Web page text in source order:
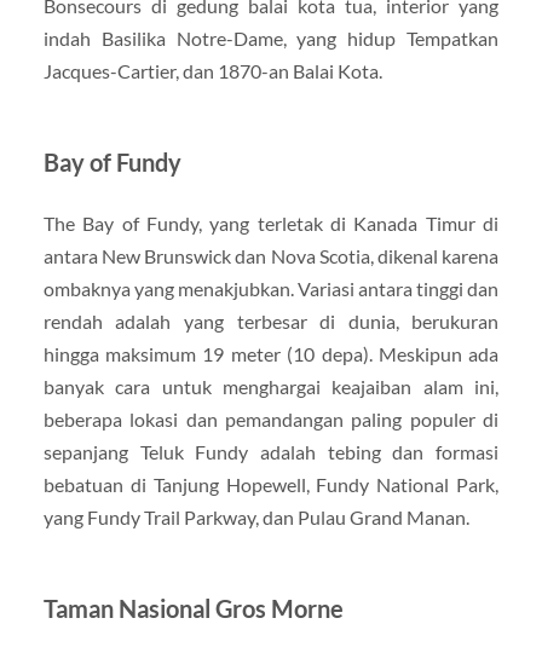
Bonsecours di gedung balai kota tua, interior yang
indah Basilika Notre-Dame, yang hidup Tempatkan
Jacques-Cartier, dan 1870-an Balai Kota.
Bay of Fundy
The Bay of Fundy, yang terletak di Kanada Timur di
antara New Brunswick dan Nova Scotia, dikenal karena
ombaknya yang menakjubkan. Variasi antara tinggi dan
rendah adalah yang terbesar di dunia, berukuran
hingga maksimum 19 meter (10 depa). Meskipun ada
banyak cara untuk menghargai keajaiban alam ini,
beberapa lokasi dan pemandangan paling populer di
sepanjang Teluk Fundy adalah tebing dan formasi
bebatuan di Tanjung Hopewell, Fundy National Park,
yang Fundy Trail Parkway, dan Pulau Grand Manan.
Taman Nasional Gros Morne